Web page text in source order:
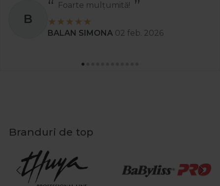
B
Foarte mulțumită!
BALAN SIMONA 02 feb. 2026
Branduri de top